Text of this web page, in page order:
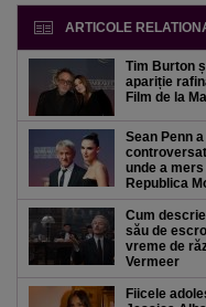
ARTICOLE
Tim Burton
apariție
Film de la
Sean Penn
unde a
Republica
Cum
său de
vreme de
Vermeer
Fiicele